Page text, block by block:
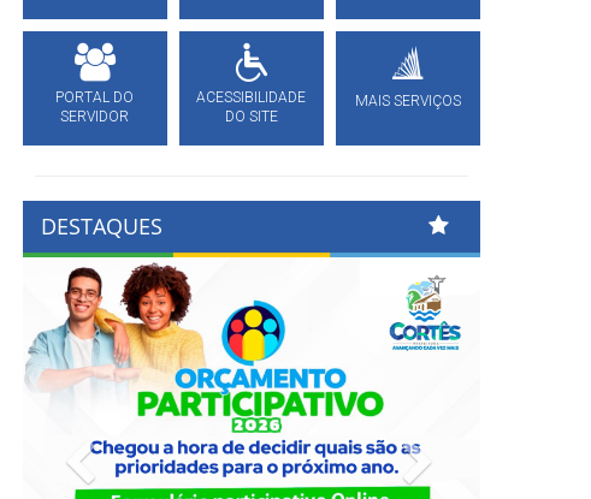
PORTAL DO
SERVIDOR
ACESSIBILIDADE
DO SITE
MAIS SERVIÇOS
DESTAQUES
Previous